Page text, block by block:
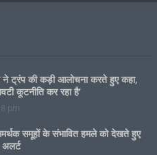
ने ट्रंप की कड़ी आलोचना करते हुए कहा,
कूटनीति कर रहा है’
pm
समूहों के संभावित हमले को देखते हुए
अलर्ट